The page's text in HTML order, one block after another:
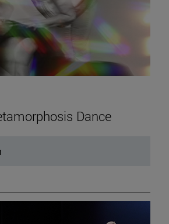
Dance